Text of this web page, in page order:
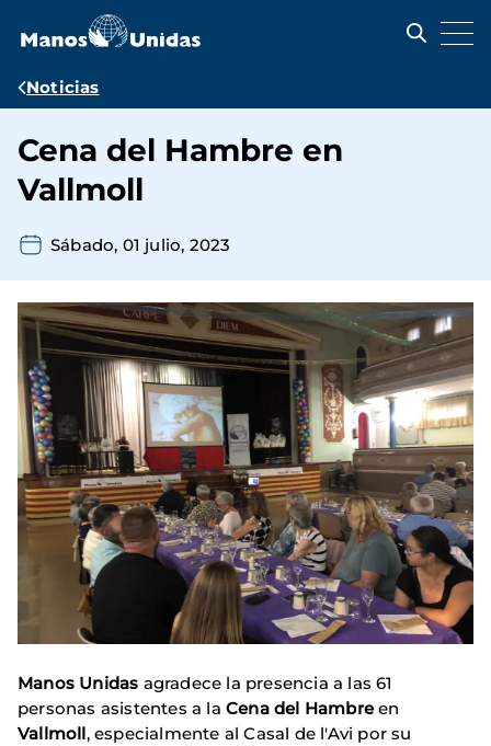
contenido
Ruta
navegación
Noticias
Cena del Hambre en
Vallmoll
Sábado, 01 julio, 2023
Manos Unidas agradece la presencia a las 61
personas asistentes a la Cena del Hambreen
Vallmoll, especialmente al Casal de l'Avi por su